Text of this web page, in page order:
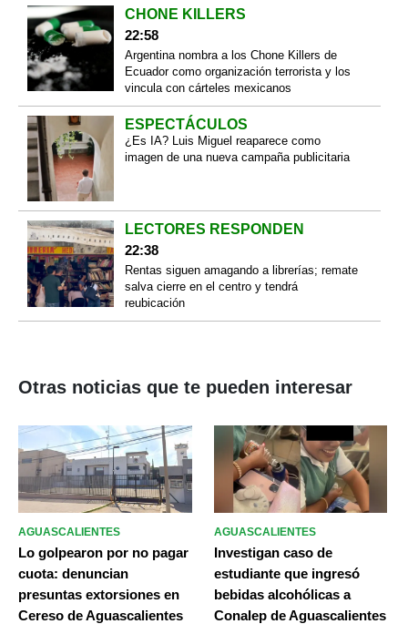
CHONE KILLERS
22:58
Argentina nombra a los Chone Killers de
Ecuador como organización terrorista y los
vincula con cárteles mexicanos
ESPECTÁCULOS
¿Es IA? Luis Miguel reaparece como
imagen de una nueva campaña publicitaria
LECTORES RESPONDEN
22:38
Rentas siguen amagando a librerías; remate
salva cierre en el centro y tendrá
reubicación
Otras noticias que te pueden interesar
AGUASCALIENTES
Lo golpearon por no pagar
cuota: denuncian
presuntas extorsiones en
Cereso de Aguascalientes
AGUASCALIENTES
Investigan caso de
estudiante que ingresó
bebidas alcohólicas a
Conalep de Aguascalientes